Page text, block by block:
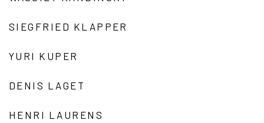
SIEGFRIED KLAPPER
YURI KUPER
DENIS LAGET
HENRI LAURENS